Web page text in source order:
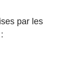
par les